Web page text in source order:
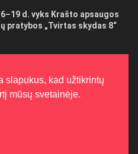
d. vyks Krašto apsaugos
pratybos „Tvirtas skydas 8“
slapukus, kad užtikrintų
mūsų svetainėje.